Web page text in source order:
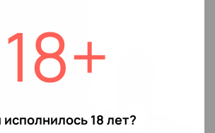
18+
исполнилось 18 лет?